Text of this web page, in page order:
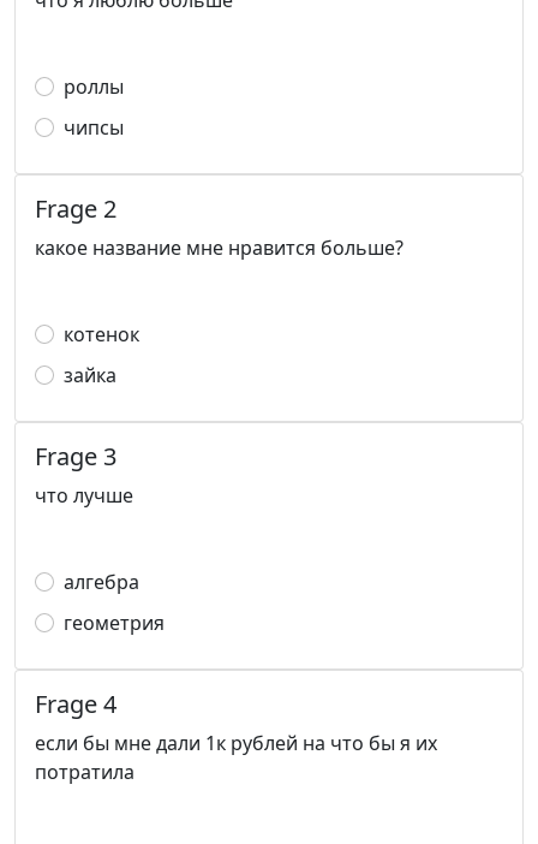
роллы
чипсы
Frage 2
какое название мне нравится больше?
котенок
зайка
Frage 3
что лучше
алгебра
геометрия
Frage 4
если бы мне дали 1к рублей на что бы я их
потратила